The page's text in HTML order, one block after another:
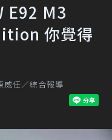
E92 M3
你覺得
威任／綜合報導